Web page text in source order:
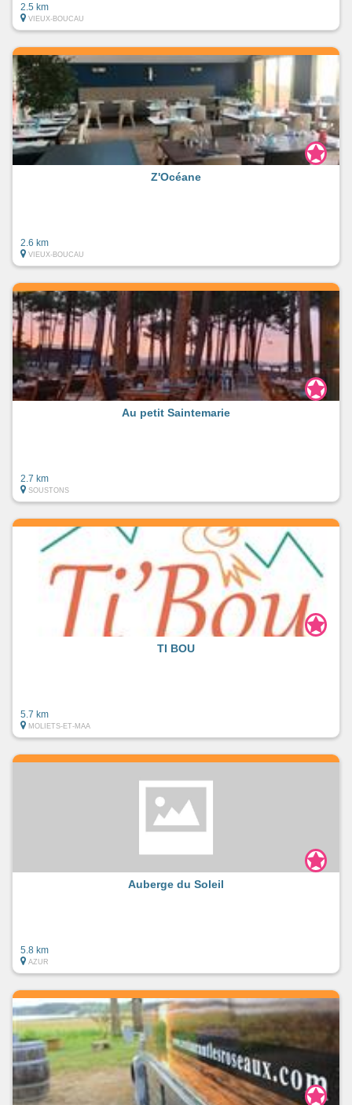
2.5 km
VIEUX-BOUCAU
Z'Océane
2.6 km
VIEUX-BOUCAU
Au petit Saintemarie
2.7 km
SOUSTONS
TI BOU
5.7 km
MOLIETS-ET-MAA
Auberge du Soleil
5.8 km
AZUR